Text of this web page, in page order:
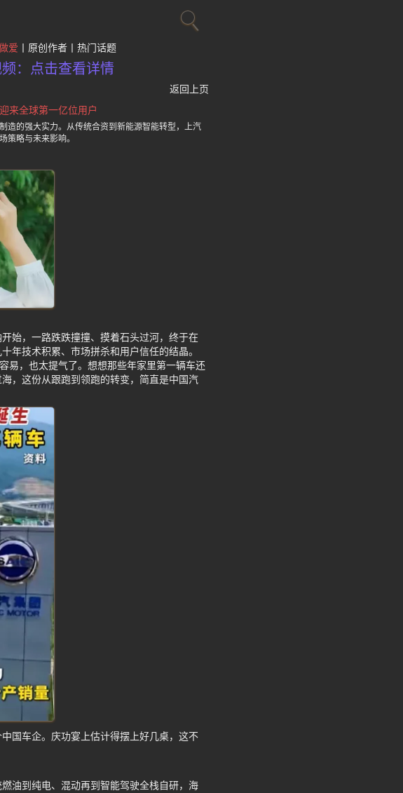
爱 原创作者 热门话题
：点击查看详情
返回上页
来全球第一亿位用户
造的强大实力。从传统合资到新能源智能转型，上汽
策略与未来影响。
始，一路跌跌撞撞、摸着石头过河，终于在
年技术积累、市场拼杀和用户信任的结晶。
易，也太提气了。想想那些年家里第一辆车还
，这份从跟跑到领跑的转变，简直是中国汽
国车企。庆功宴上估计得摆上好几桌，这不
油到纯电、混动再到智能驾驶全栈自研，海